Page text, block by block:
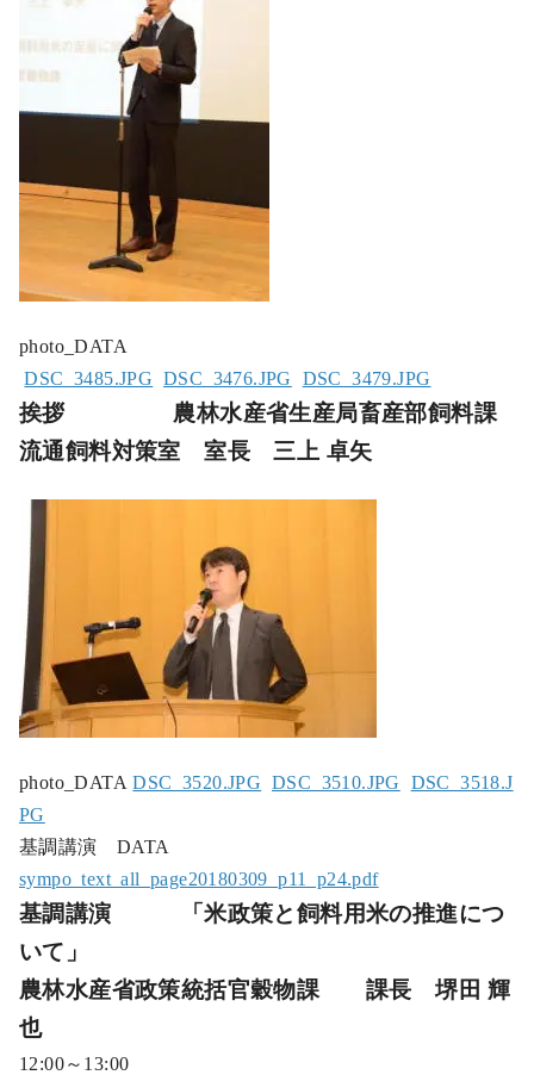
photo_DATA
DSC_3485.JPG DSC_3476.JPG DSC_3479.JPG
挨拶 農林水産省生産局畜産部飼料課
流通飼料対策室 室長 三上 卓矢
photo_DATADSC_3520.JPG DSC_3510.JPG
DSC_3518.J
PG
基調講演 DATA
sympo_text_all_page20180309_p11_p24.pdf
基調講演 「米政策と飼料用米の推進につ
いて」
農林水産省政策統括官穀物課 課長 堺田 輝
也
12:00～13:00